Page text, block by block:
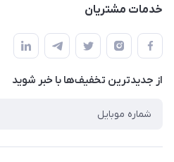
حساب کاربری
لیست محصولات
درباره ما
خدمات مشتریان
قوانین و مقررات
حریم خصوصی
راهنما
از جدید‌ترین تخفیف‌ها با‌ خبر شوید